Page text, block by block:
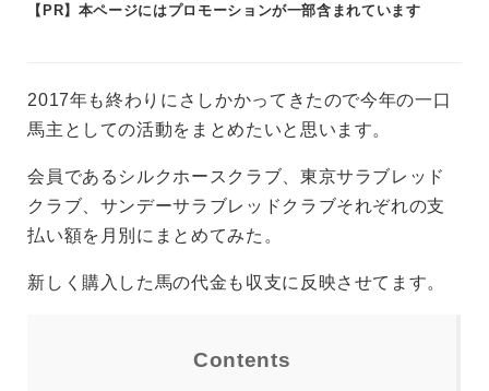
【PR】本ページにはプロモーションが一部含まれています
2017年も終わりにさしかかってきたので今年の一口
馬主としての活動をまとめたいと思います。
会員であるシルクホースクラブ、東京サラブレッド
クラブ、サンデーサラブレッドクラブそれぞれの支
払い額を月別にまとめてみた。
新しく購入した馬の代金も収支に反映させてます。
Contents